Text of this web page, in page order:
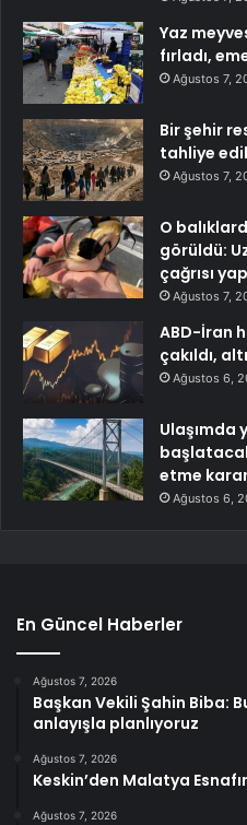
Yaz
fırladı,
Ağustos 7,
Bir şehir
tahliye
Ağustos 7,
O
görüldü:
çağrısı
Ağustos 7,
ABD-İran
çakıldı,
Ağustos 6,
Ulaşımda
etme
Ağustos 6,
En Güncel Haberler
Ağustos 7, 2026
Başkan Vekili Şahin Biba:
anlayışla planlıyoruz
Ağustos 7, 2026
Keskin’den Malatya
Ağustos 7, 2026